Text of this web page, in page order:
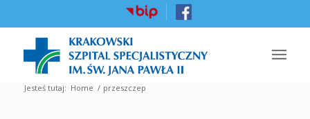
Jesteś tutaj: Home / przeszczep